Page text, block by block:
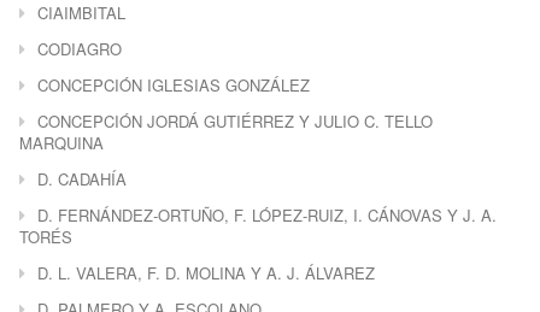
CIAIMBITAL
CODIAGRO
CONCEPCIÓN IGLESIAS GONZÁLEZ
CONCEPCIÓN JORDÁ GUTIÉRREZ Y JULIO C. TELLO
MARQUINA
D. CADAHÍA
D. FERNÁNDEZ-ORTUÑO, F. LÓPEZ-RUIZ, I. CÁNOVAS Y J. A.
TORÉS
D. L. VALERA, F. D. MOLINA Y A. J. ÁLVAREZ